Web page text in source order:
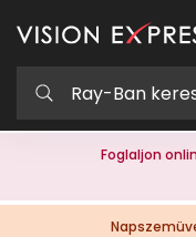
Foglaljon